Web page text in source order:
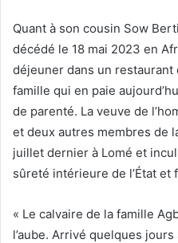
Quant à son cousin Sow
décédé le 18 mai 2023 en
déjeuner dans un restaurant
famille qui en paie
de parenté. La veuve de
et deux autres membres de
juillet dernier à Lomé et
sûreté intérieure de l’État
« Le calvaire de la famille
l’aube. Arrivé quelques